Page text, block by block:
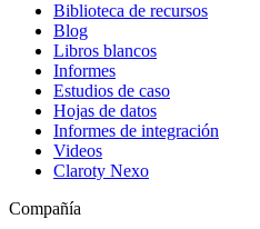
Biblioteca de recursos
Blog
Libros blancos
Informes
Estudios de caso
Hojas de datos
Informes de integración
Videos
Claroty Nexo
Compañía